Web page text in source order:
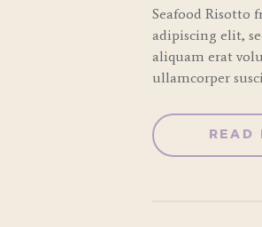
Seafood Risotto
adipiscing elit,
aliquam erat
ullamcorper
READ